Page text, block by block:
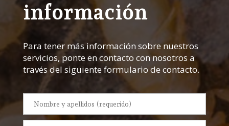
información
Para tener más información sobre nuestros
servicios, ponte en contacto con nosotros a
través del siguiente formulario de contacto.